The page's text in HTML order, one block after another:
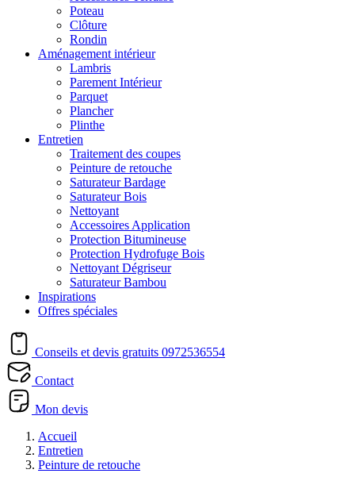
Poteau
Clôture
Rondin
Aménagement intérieur
Lambris
Parement Intérieur
Parquet
Plancher
Plinthe
Entretien
Traitement des coupes
Peinture de retouche
Saturateur Bardage
Saturateur Bois
Nettoyant
Accessoires Application
Protection Bitumineuse
Protection Hydrofuge Bois
Nettoyant Dégriseur
Saturateur Bambou
Inspirations
Offres spéciales
Conseils et devis gratuits 0972536554
Contact
Mon devis
Accueil
Entretien
Peinture de retouche